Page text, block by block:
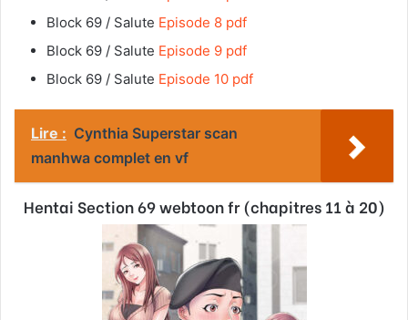
Block 69 / Salute Episode 8 pdf
Block 69 / Salute Episode 9 pdf
Block 69 / Salute Episode 10 pdf
Lire : Cynthia Superstar scan
manhwa complet en vf
Hentai Section 69 webtoon fr (chapitres 11 à 20)